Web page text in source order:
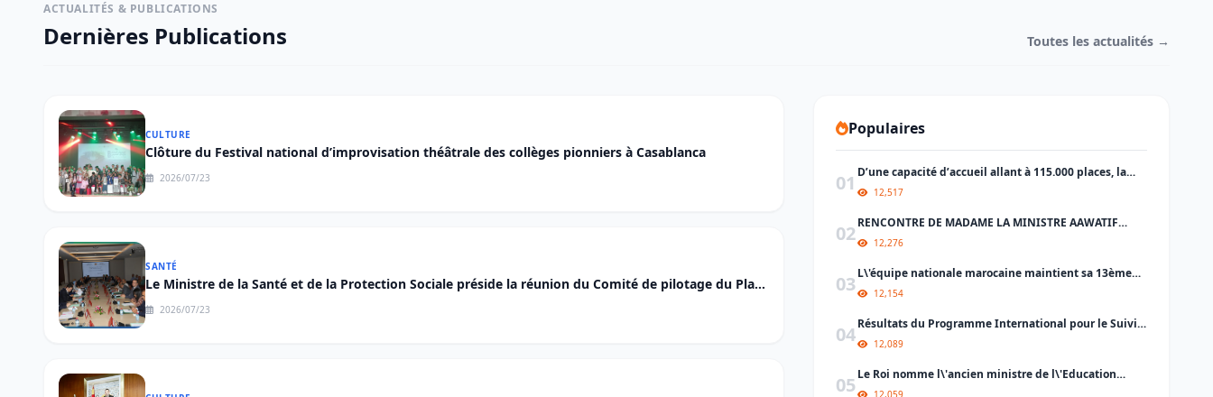
ACTUALITÉS & PUBLICATIONS
Dernières Publications Toutes les actualités →
CULTURE
Clôture du Festival national d’improvisation théâtrale des collèges pionniers à Casablanca
2026/07/23
SANTÉ
Le Ministre de la Santé et de la Protection Sociale préside la réunion du Comité de pilotage du Plan
National de Prévention et de Contrôle du Cancer 2020-2029
2026/07/23
Populaires
01 D’une capacité d’accueil allant à 115.000 places, la
conception architecturale du futur Grand Stade de
Casablanca est lancé.
12,517
02RENCONTRE DE MADAME LA MINISTRE AAWATIF
HAYAR EN MARGE DES RÉUNIONS ANNUELLES DU
GROUPE DE LA BANQUE MONDIALE ET DU FONDS
MONÉTAIRE INTERNATIONAL À MARRAKECH
12,276
03L\'équipe nationale marocaine maintient sa 13ème
place mondiale et de nombreux changements en tête
du classement
12,154
04Résultats du Programme International pour le Suivi
des Acquis des élèves (PISA).
12,089
05 Le Roi nomme l\'ancien ministre de l\'Education
Amzazi gouverneur de la région du Souss
12,059